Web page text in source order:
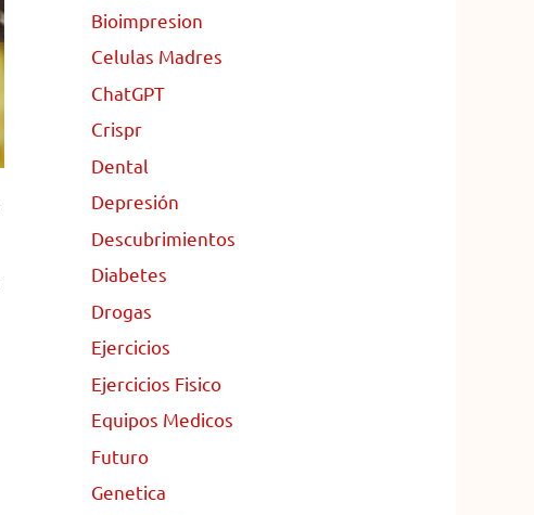
Bioimpresion
Celulas Madres
ChatGPT
Crispr
Dental
Depresión
Descubrimientos
Diabetes
Drogas
Ejercicios
Ejercicios Fisico
Equipos Medicos
Futuro
Genetica